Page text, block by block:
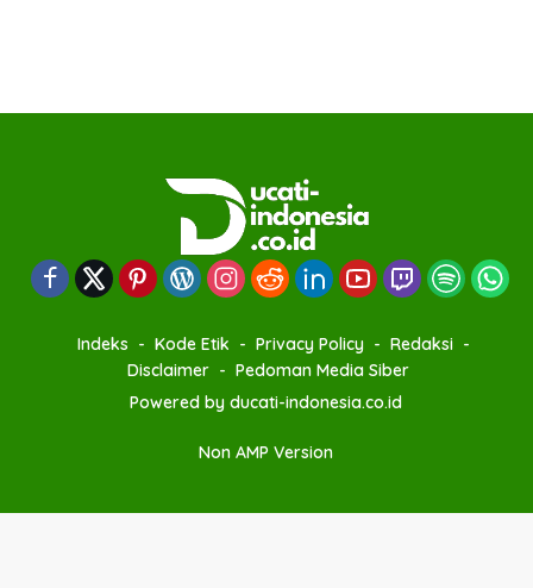
Indeks Kode Etik Privacy Policy
Redaksi
Disclaimer
Pedoman Media Siber
Powered by ducati-indonesia.co.id
Non AMP Version